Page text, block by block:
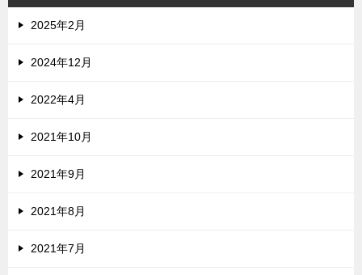
2025年2月
2024年12月
2022年4月
2021年10月
2021年9月
2021年8月
2021年7月